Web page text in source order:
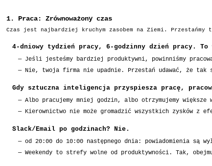
Zrównoważony rozwój algorytmów
1. Praca: Zrównoważony czas
Czas jest najbardziej kruchym zasobem na Ziemi.
4-dniowy tydzień pracy, 6-godzinny dzień pracy. To
— Jeśli jesteśmy bardziej produktywni, powinniśmy
— Nie, twoja firma nie upadnie. Przestań udawać, że tak
Gdy sztuczna inteligencja przyspiesza pracę,
— Albo pracujemy mniej godzin, albo otrzymujemy większe
— Kierownictwo nie może gromadzić wszystkich zysków z
Slack/Email po godzinach? Nie.
— od 20:00 do 10:00 następnego dnia: powiadomienia są
— Weekendy to strefy wolne od produktywności. Tak,